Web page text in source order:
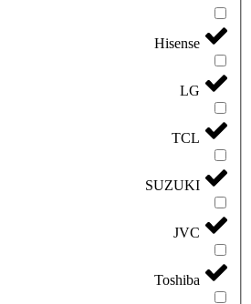
Hisense
LG
TCL
SUZUKI
JVC
Toshiba